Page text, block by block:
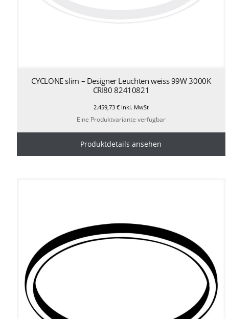
CYCLONE slim – Designer Leuchten weiss 99W 3000K
CRI80 82410821
2.459,73 €inkl. MwSt
Eine Produktvariante verfügbar
Produktdetails ansehen